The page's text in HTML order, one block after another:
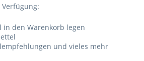
in den Warenkorb legen
und vieles mehr